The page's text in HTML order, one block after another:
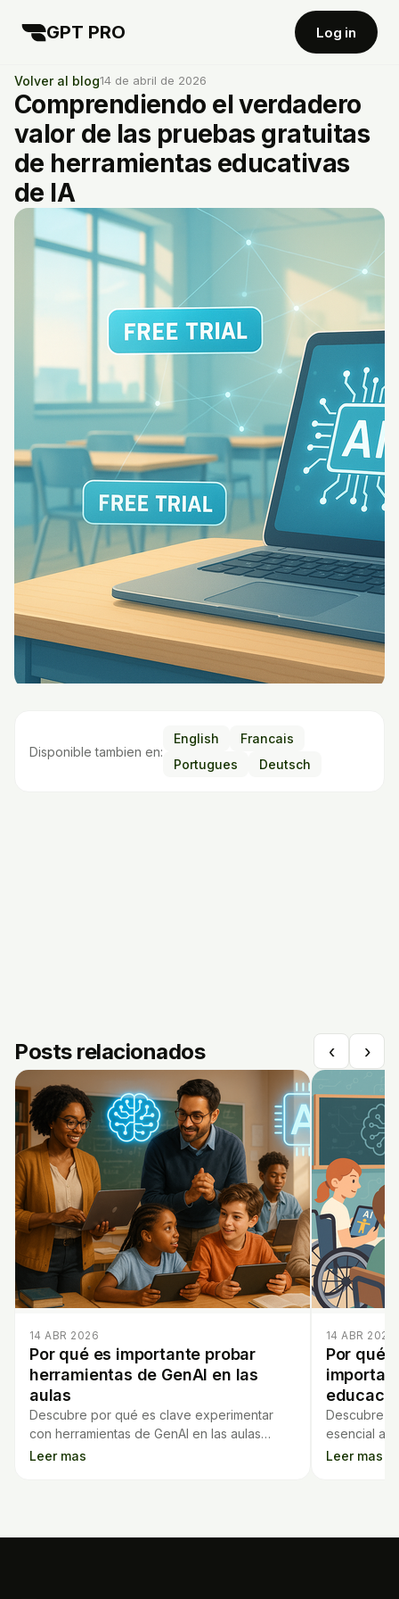
GPT PRO Log in
Volver al blog14 de abril de 2026
Comprendiendo el verdadero
valor de las pruebas gratuitas
de herramientas educativas
de IA
Disponible tambien en:
English
Francais
Portugues
Deutsch
Posts relacionados ‹ ›
14 ABR 2026
Por qué es importante probar
herramientas de GenAI en las
aulas
Descubre por qué es clave experimentar
con herramientas de GenAI en las aulas
antes de tomar decisiones importantes
Leer mas
14 ABR 2026
Por qué
Descubre
esencial al
cómo
Leer mas